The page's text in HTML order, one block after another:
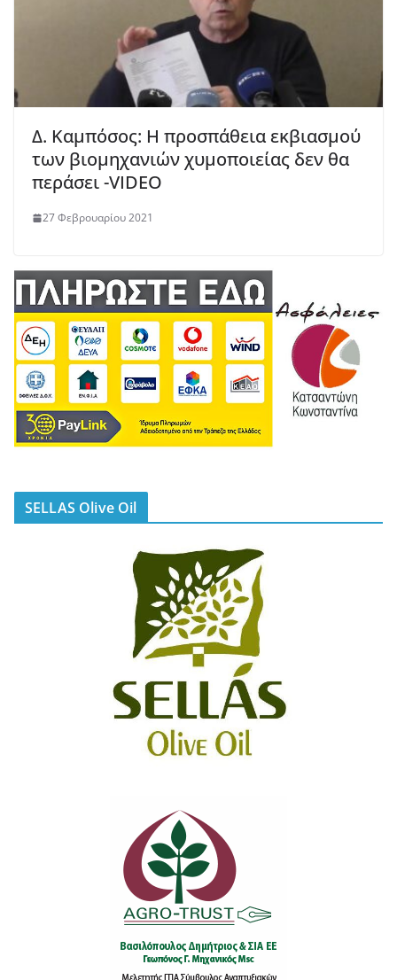
Δ. Καμπόσος: Η προσπάθεια εκβιασμού
των βιομηχανιών χυμοποιείας δεν θα
περάσει -VIDEO
27 Φεβρουαρίου 2021
SELLAS Olive Oil